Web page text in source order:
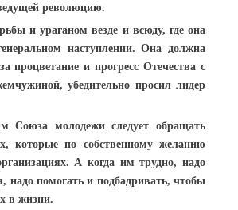
революцию.
и ураганом везде и всюду, где она
наступлении. Она должна
процветание и прогресс Отечества с
убедительно просил лидер
Союза молодежи следует обращать
которые по собственному желанию
А когда им трудно, надо
надо помогать и подбадривать, чтобы
в жизни.